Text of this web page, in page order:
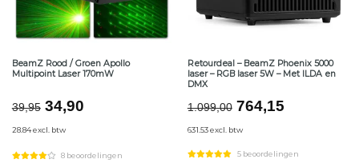
BeamZ Rood / Groen Apollo
Multipoint Laser 170mW
39,95 Oorspronkelijke
was:
€39,95.
34,90Huidige
€34,90.
28.84 excl. btw
8 beoordelingen
Retourdeal – BeamZ Phoenix 5000
laser – RGB laser 5W – Met ILDA en
DMX
1.099,00 Oorspronkelijke
was:
€1.099,00.
764,15Huidige
€764,15.
631.53 excl. btw
5 beoordelingen